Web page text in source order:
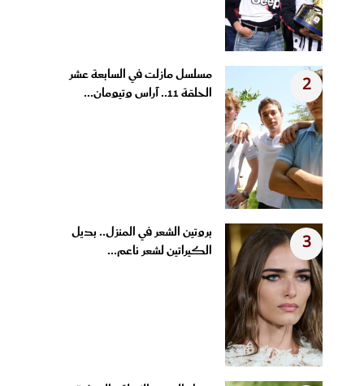
2
مسلسل مازلت في السابعة عشر
الحلقة 11.. آراس وتيومان...
3
بروتين الشعر في المنزل.. بديل
الكيراتين لشعر ناعم...